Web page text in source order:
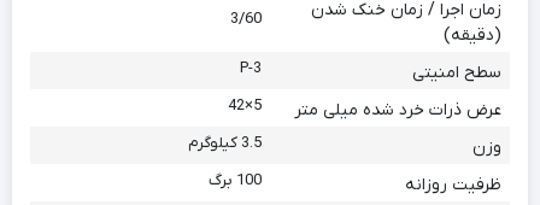
زمان اجرا / زمان خنک شدن
(دقیقه)
3/60
سطح امنیتی P-3
عرض ذرات خرد شده میلی متر 5×42
وزن 3.5 کیلوگرم
ظرفیت روزانه 100 برگ